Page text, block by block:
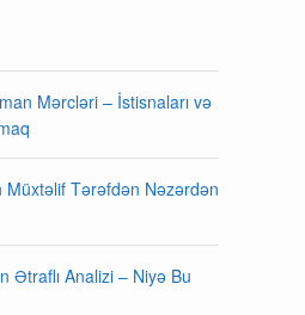
Mərcləri – İstisnaları və
Müxtəlif Tərəfdən Nəzərdən
Ətraflı Analizi – Niyə Bu